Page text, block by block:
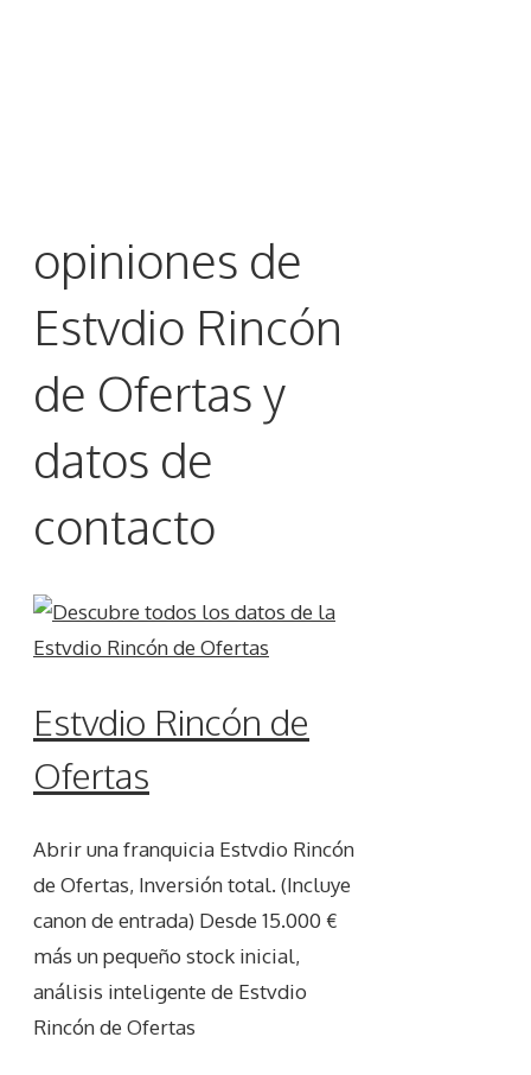
opiniones de
Estvdio Rincón
de Ofertas y
datos de
contacto
Estvdio Rincón de
Ofertas
Abrir una franquicia Estvdio Rincón
de Ofertas, Inversión total. (Incluye
canon de entrada) Desde 15.000 €
más un pequeño stock inicial,
análisis inteligente de Estvdio
Rincón de Ofertas